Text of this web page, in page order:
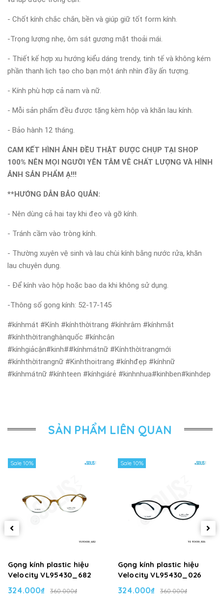
- Chốt kính chắc chắn, bền và giúp giữ tốt form kính.
-Trọng lượng nhẹ, ôm sát gương mặt thoải mái.
- Thiết kế hợp xu hướng kiểu dáng trendy, tinh tế và không kém
phần thanh lịch tạo cho bạn một ánh nhìn đầy ấn tượng.
- Kính phù hợp cả nam và nữ.
- Mỗi sản phẩm đều được tặng kèm hộp và khăn lau kính.
- Bảo hành 12 tháng.
CAM KẾT HÌNH ẢNH ĐỀU THẬT ĐƯỢC CHỤP TẠI SHOP
100% NÊN MỌI NGƯỜI YÊN TÂM VÊ CHẤT LƯỢNG VÀ HÌNH
ẢNH SẢN PHẨM Ạ!!!
**HƯỚNG DẪN BẢO QUẢN:
- Nên dùng cả hai tay khi đeo và gỡ kính.
- Tránh cầm vào tròng kính.
- Thường xuyên vệ sinh và lau chùi kính bằng nước rửa, khăn
lau chuyên dụng.
- Để kính vào hộp hoặc bao da khi không sử dụng.
-Thông số gọng kính: 52-17-145
#kínhmát #Kính #kínhthờitrang #kínhrâm #kínhmắt
#kínhthờitranghànquốc #kínhcận
#kínhgiảcận#kinh##kínhmátnữ #Kínhthờitrangmới
#kínhthờitrangnữ #Kinhthoitrang #kínhđẹp #kínhnữ
#kínhmátnữ #kínhteen #kínhgiárẻ #kinhnhua#kinhben#kinhdep
SẢN PHẨM LIÊN QUAN
Sale 10%
Gọng kính plastic hiệu
Velocity VL95430_682
324.000₫ 360.000₫
Sale 10%
Gọng kính plastic hiệu
Velocity VL95430_026
324.000₫ 360.000₫